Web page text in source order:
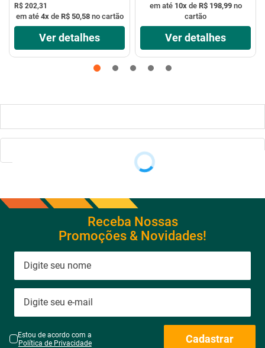
R$ 202,31
em até 4xde R$ 50,58no cartão
Ver detalhes
em até 10xde R$ 198,99no
cartão
Ver detalhes
Receba Nossas
Promoções & Novidades!
Estou de acordo com a
Política de Privacidade
Cadastrar